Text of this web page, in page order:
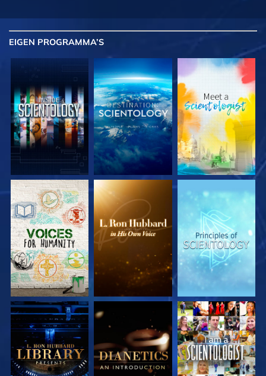
EIGEN PROGRAMMA’S
VERKEN DE SERIE VERKEN DE SERIE VERKEN DE SERIE
VERKEN DE SERIE VERKEN DE SERIE KIJK